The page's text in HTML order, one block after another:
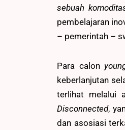
sebuah
pembelajaran
– pemerintah –
Para calon
keberlanjutan
terlihat melalui
Disconnected,
dan asosiasi